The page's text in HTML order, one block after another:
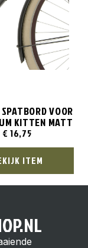
VOOR
KITTEN MATT
€ 16,75
ITEM